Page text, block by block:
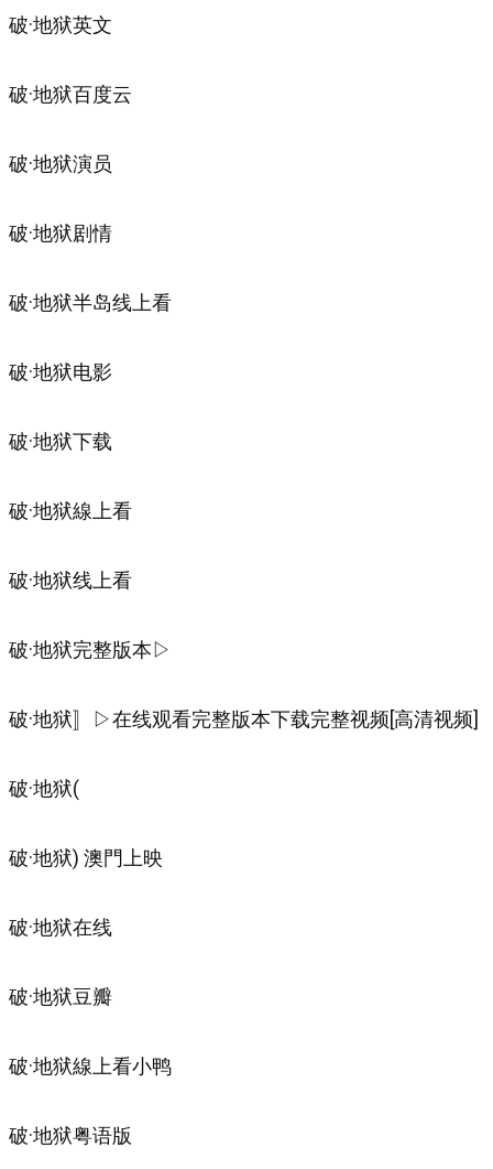
破·地狱英文
破·地狱百度云
破·地狱演员
破·地狱剧情
破·地狱半岛线上看
破·地狱电影
破·地狱下载
破·地狱線上看
破·地狱线上看
破·地狱完整版本▷
破·地狱〛▷在线观看完整版本下载完整视频[高清视频]
破·地狱(
破·地狱) 澳門上映
破·地狱在线
破·地狱豆瓣
破·地狱線上看小鸭
破·地狱粤语版